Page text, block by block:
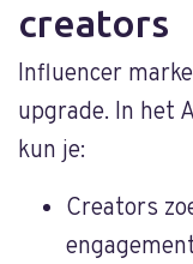
creators
Influencer
upgrade. In het
kun je:
Creators